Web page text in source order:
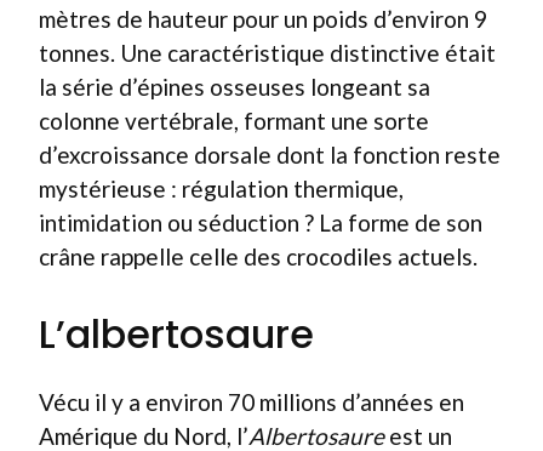
mètres de hauteur pour un poids d’environ 9
tonnes. Une caractéristique distinctive était
la série d’épines osseuses longeant sa
colonne vertébrale, formant une sorte
d’excroissance dorsale dont la fonction reste
mystérieuse : régulation thermique,
intimidation ou séduction ? La forme de son
crâne rappelle celle des crocodiles actuels.
L’albertosaure
Vécu il y a environ 70 millions d’années en
Amérique du Nord, l’Albertosaureest un